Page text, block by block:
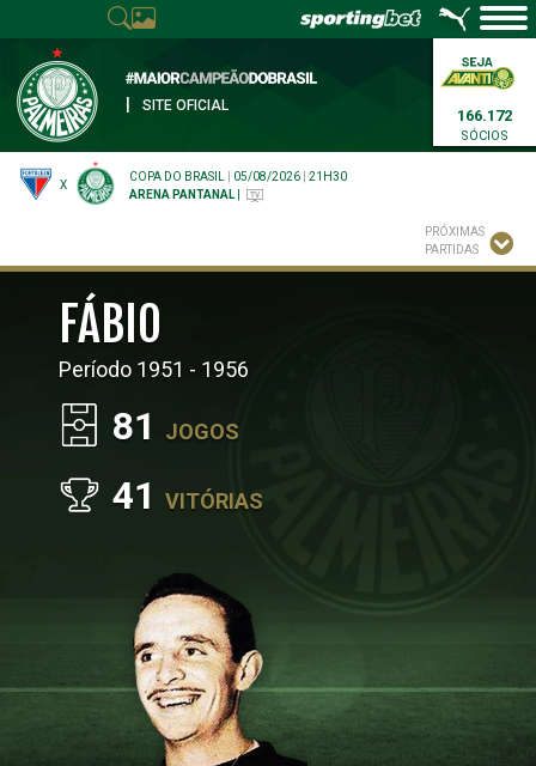
SITE OFICIAL
166.172
SÓCIOS
X
COPA DO BRASIL 05/08/2026
21H30
ARENA PANTANAL
PRÓXIMAS
PARTIDAS
FÁBIO
Período 1951 - 1956
81 JOGOS
41VITÓRIAS